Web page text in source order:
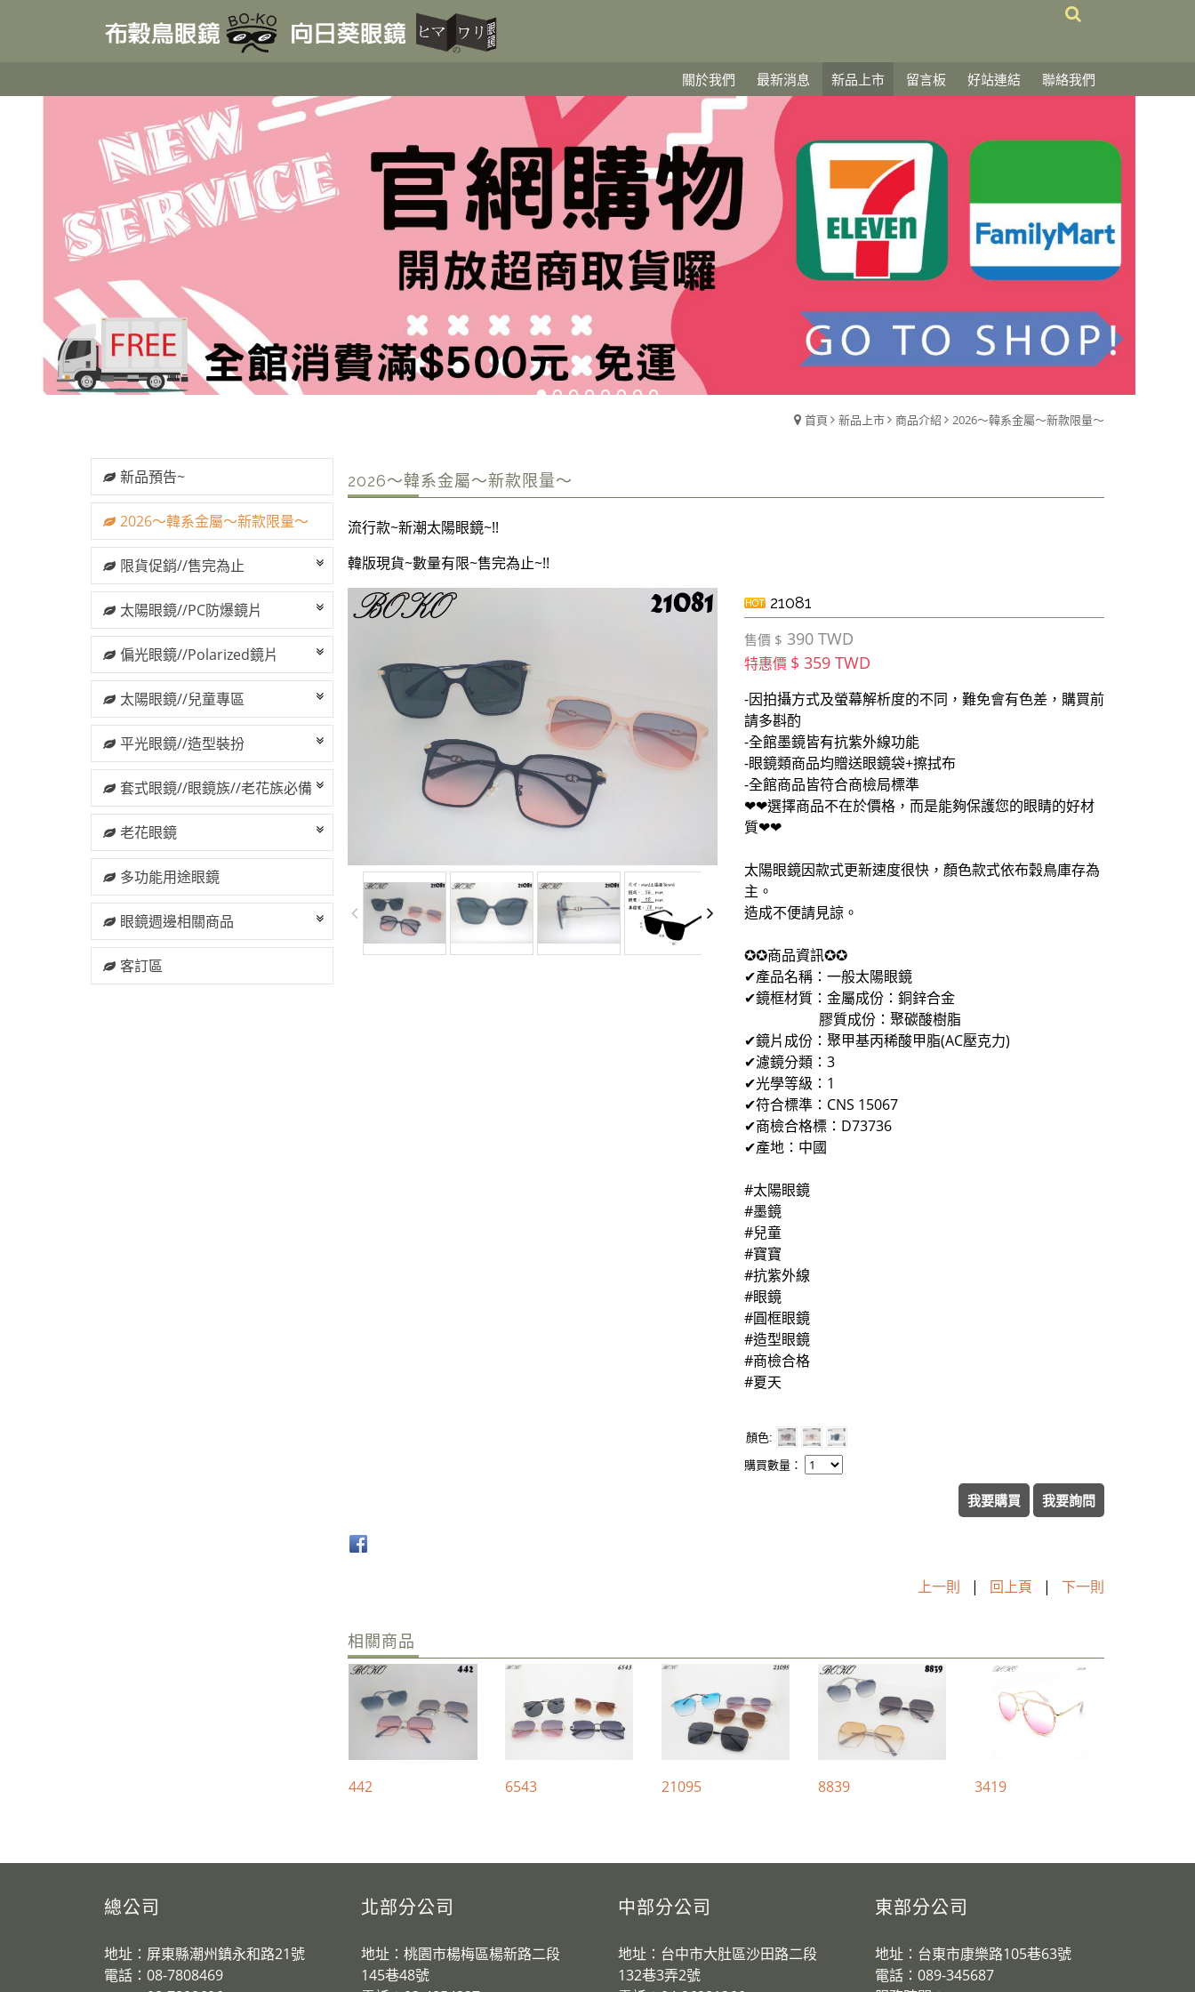
關於我們 最新消息 新品上市 留言板 好站連結 聯絡我們
首頁 新品上市 商品介紹 2026～韓系金屬～新款限量～
新品預告~
2026～韓系金屬～新款限量～
限貨促銷//售完為止
太陽眼鏡//PC防爆鏡片
偏光眼鏡//Polarized鏡片
太陽眼鏡//兒童專區
平光眼鏡//造型裝扮
套式眼鏡//眼鏡族//老花族必備
老花眼鏡
多功能用途眼鏡
眼鏡週邊相關商品
客訂區
2026～韓系金屬～新款限量～
流行款~新潮太陽眼鏡~!!
韓版現貨~數量有限~售完為止~!!
21081
售價 $ 390 TWD
特惠價 $ 359 TWD
-因拍攝方式及螢幕解析度的不同，難免會有色差，購買前
請多斟酌
-全館墨鏡皆有抗紫外線功能
-眼鏡類商品均贈送眼鏡袋+擦拭布
-全館商品皆符合商檢局標準
❤❤選擇商品不在於價格，而是能夠保護您的眼睛的好材
質❤❤
太陽眼鏡因款式更新速度很快，顏色款式依布穀鳥庫存為
主。
造成不便請見諒。
✪✪商品資訊✪✪
✔產品名稱：一般太陽眼鏡
✔鏡框材質：金屬成份：銅鋅合金
膠質成份：聚碳酸樹脂
✔鏡片成份：聚甲基丙稀酸甲脂(AC壓克力)
✔濾鏡分類：3
✔光學等級：1
✔符合標準：CNS 15067
✔商檢合格標：D73736
✔產地：中國
#太陽眼鏡
#墨鏡
#兒童
#寶寶
#抗紫外線
#眼鏡
#圓框眼鏡
#造型眼鏡
#商檢合格
#夏天
顏色
購買數量：
我要購買 我要詢問
上一則 | 回上頁 | 下一則
相關商品
442 6543 21095 8839 3419
總公司
地址：屏東縣潮州鎮永和路21號
電話：08-7808469
北部分公司
地址：桃園市楊梅區楊新路二段
145巷48號
中部分公司
地址：台中市大肚區沙田路二段
132巷3弄2號
東部分公司
地址：台東市康樂路105巷63號
電話：089-345687